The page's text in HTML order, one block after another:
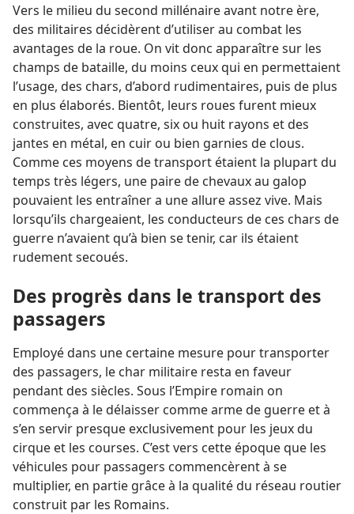
Vers le milieu du second millénaire avant notre ère,
des militaires décidèrent d’utiliser au combat les
avantages de la roue. On vit donc apparaître sur les
champs de bataille, du moins ceux qui en permettaient
l’usage, des chars, d’abord rudimentaires, puis de plus
en plus élaborés. Bientôt, leurs roues furent mieux
construites, avec quatre, six ou huit rayons et des
jantes en métal, en cuir ou bien garnies de clous.
Comme ces moyens de transport étaient la plupart du
temps très légers, une paire de chevaux au galop
pouvaient les entraîner a une allure assez vive. Mais
lorsqu’ils chargeaient, les conducteurs de ces chars de
guerre n’avaient qu’à bien se tenir, car ils étaient
rudement secoués.
Des progrès dans le transport des
passagers
Employé dans une certaine mesure pour transporter
des passagers, le char militaire resta en faveur
pendant des siècles. Sous l’Empire romain on
commença à le délaisser comme arme de guerre et à
s’en servir presque exclusivement pour les jeux du
cirque et les courses. C’est vers cette époque que les
véhicules pour passagers commencèrent à se
multiplier, en partie grâce à la qualité du réseau routier
construit par les Romains.